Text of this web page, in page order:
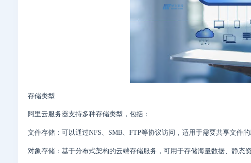
存储类型
阿里云服务器支持多种存储类型，包括：
文件存储：可以通过NFS、SMB、FTP等协议访问，适用于需要共享文件的
对象存储：基于分布式架构的云端存储服务，可用于存储海量数据、静态资